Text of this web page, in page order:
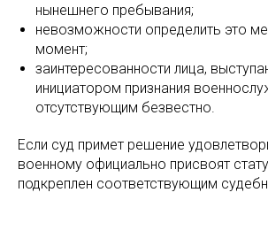
нынешнего пребывания;
невозможности определить это
момент;
заинтересованности лица,
инициатором признания
отсутствующим безвестно.
Если суд примет решение
военному официально присвоят
подкреплен соответствующим